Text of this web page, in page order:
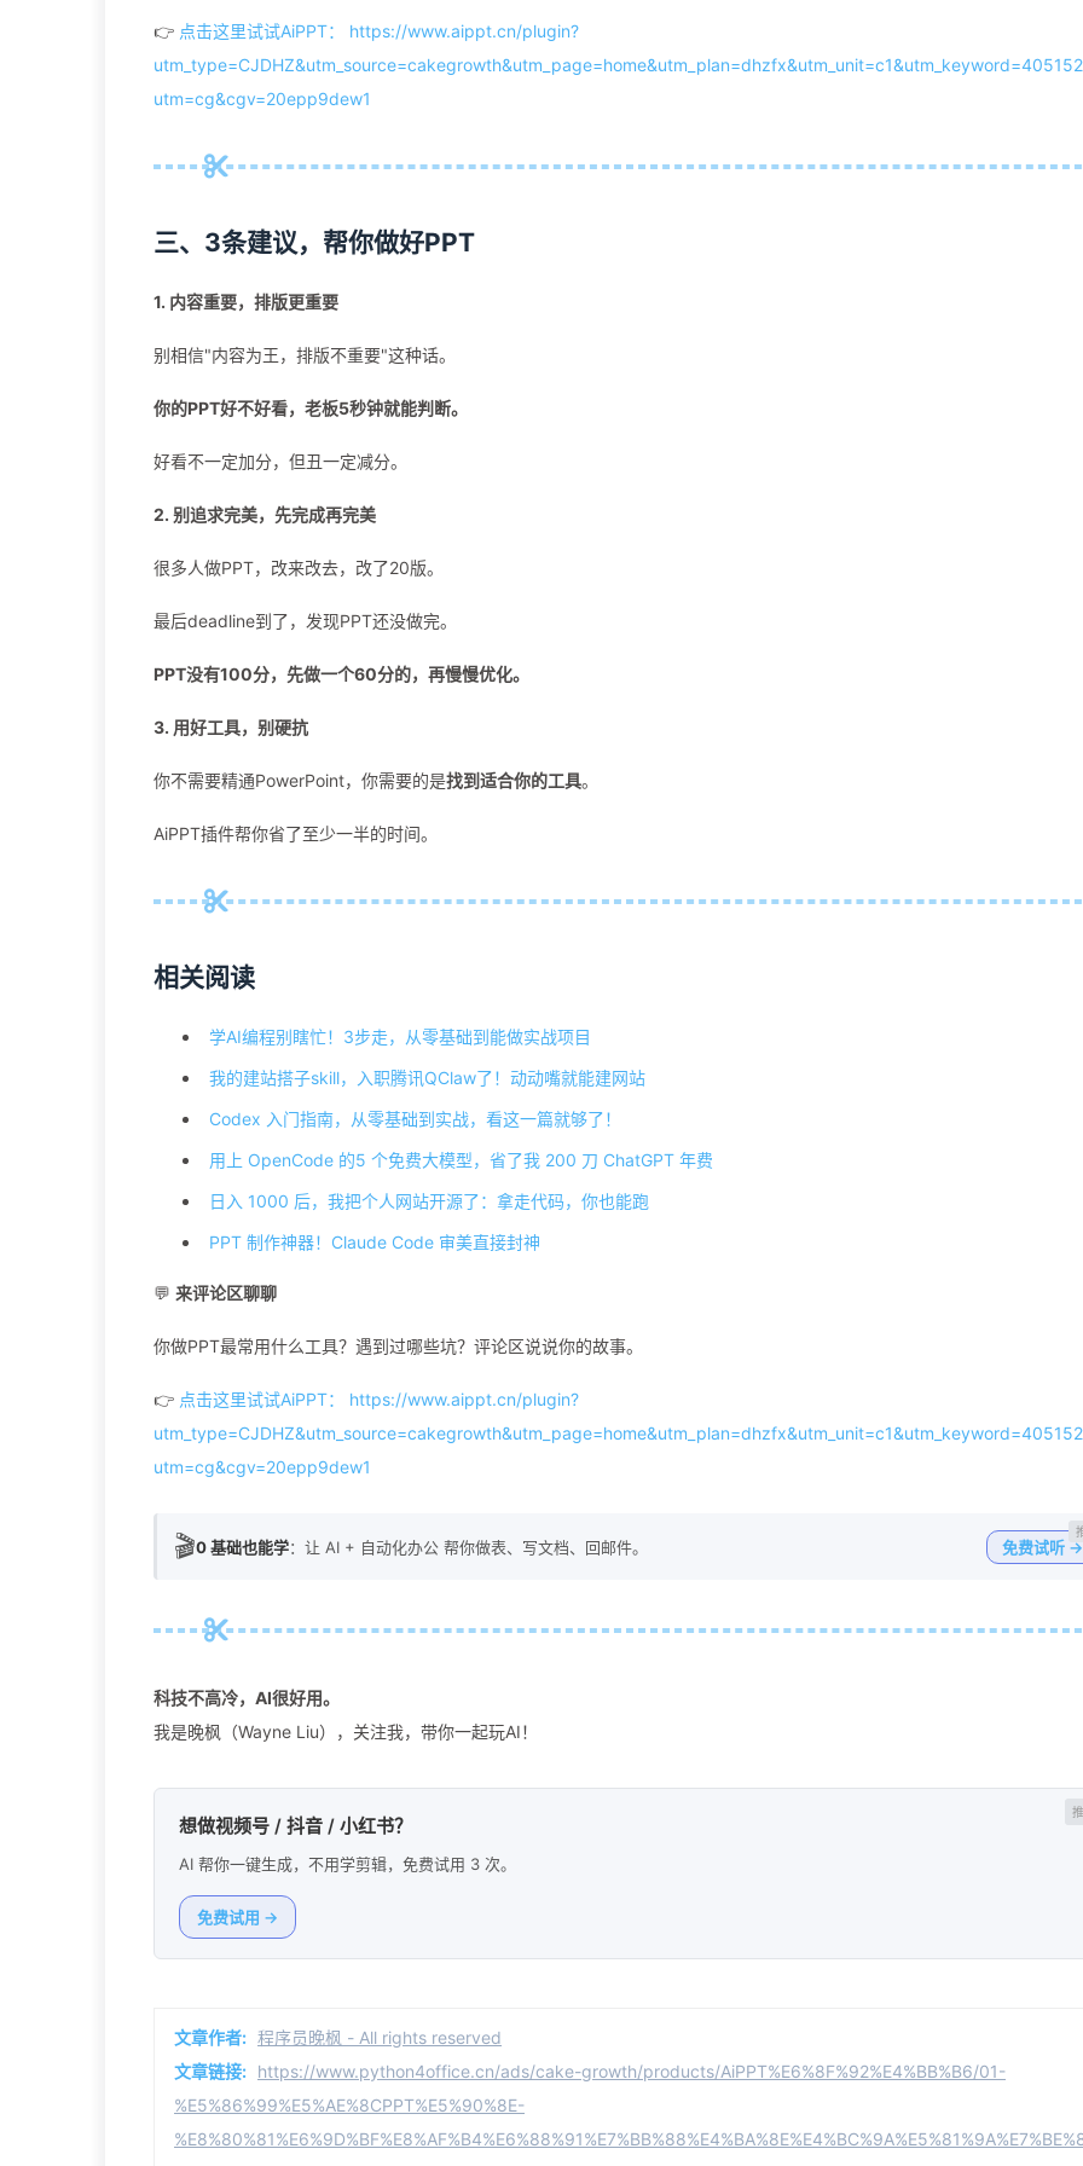
👉 点击这里试试AiPPT： https://www.aippt.cn/plugin?
utm=cg&cgv=20epp9dew1
三、3条建议，帮你做好PPT
1. 内容重要，排版更重要
别相信"内容为王，排版不重要"这种话。
你的PPT好不好看，老板5秒钟就能判断。
好看不一定加分，但丑一定减分。
2. 别追求完美，先完成再完美
很多人做PPT，改来改去，改了20版。
最后deadline到了，发现PPT还没做完。
PPT没有100分，先做一个60分的，再慢慢优化。
3. 用好工具，别硬抗
你不需要精通PowerPoint，你需要的是找到适合你的工具。
AiPPT插件帮你省了至少一半的时间。
相关阅读
学AI编程别瞎忙！3步走，从零基础到能做实战项目
我的建站搭子skill，入职腾讯QClaw了！动动嘴就能建网站
Codex 入门指南，从零基础到实战，看这一篇就够了！
用上 OpenCode 的5 个免费大模型，省了我 200 刀 ChatGPT 年费
日入 1000 后，我把个人网站开源了：拿走代码，你也能跑
PPT 制作神器！Claude Code 审美直接封神
💬 来评论区聊聊
你做PPT最常用什么工具？遇到过哪些坑？评论区说说你的故事。
👉 点击这里试试AiPPT： https://www.aippt.cn/plugin?
utm=cg&cgv=20epp9dew1
🎬0 基础也能学：让 AI + 自动化办公 帮你做表、写文档、回邮件。 免费试听 →
科技不高冷，AI很好用。
我是晚枫（Wayne Liu），关注我，带你一起玩AI！
想做视频号 / 抖音 / 小红书？
AI 帮你一键生成，不用学剪辑，免费试用 3 次。
免费试用 →
文章作者: 程序员晚枫 - All rights reserved
文章链接: https://www.python4office.cn/ads/cake-growth/products/AiPPT%E6%8F%92%E4%BB%B6/01-
%E5%86%99%E5%AE%8CPPT%E5%90%8E-